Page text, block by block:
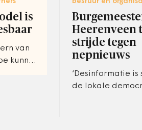
is
van
kunnen
Heerenveen
strijde tegen
nepnieuws
‘Desinformatie is
de lokale